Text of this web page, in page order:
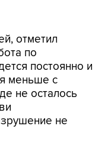
отметил
по
постоянно и
меньше с
не осталось
не